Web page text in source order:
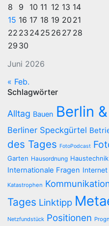
Juni 2026
8
9 10 11 12 13 14
15 16 17 18 19 20 21
22 23 2425 26 27 28
29 30
« Feb.
Schlagwörter
Alltag Bauen Berlin
Berliner Speckgürtel
des Tages FotoPodcast
Garten Hausordnung Haustechnik
Internationale Fragen Internet
Katastrophen
Tages Linktipp
Netzfundstück Positionen